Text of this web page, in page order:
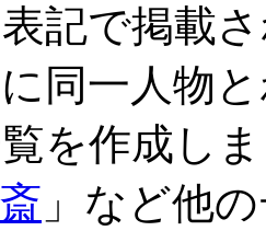
記で掲載
同一人物
を作成し
」など他